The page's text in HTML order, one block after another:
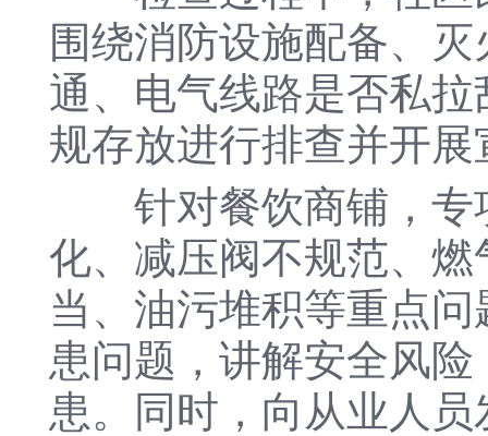
围绕消防设施配备、
通、电气线路是否私
规存放进行排查并开展
针对餐饮商铺，专
化、减压阀不规范、
当、油污堆积等重点
患问题，讲解安全风
患。同时，向从业人